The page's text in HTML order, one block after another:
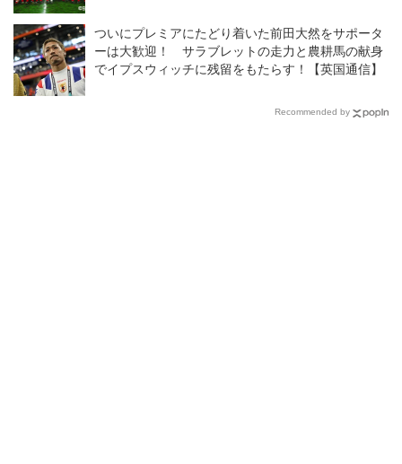
ついにプレミアにたどり着いた前田大然をサポータ
ーは大歓迎！ サラブレットの走力と農耕馬の献身
でイプスウィッチに残留をもたらす！【英国通信】
Recommended by